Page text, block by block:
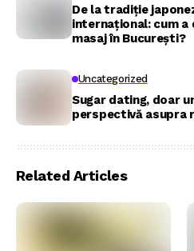
De la tradiție
internațional: cum a
masaj în București?
Uncategorized
Sugar dating, doar
perspectivă asupra
Related Articles